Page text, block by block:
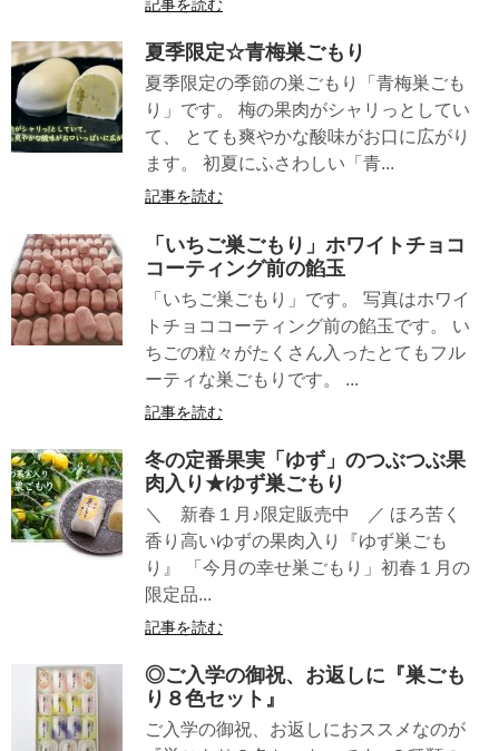
記事を読む
夏季限定☆青梅巣ごもり
夏季限定の季節の巣ごもり「青梅巣ごも
り」です。 梅の果肉がシャリっとしてい
て、 とても爽やかな酸味がお口に広がり
ます。 初夏にふさわしい「青...
記事を読む
「いちご巣ごもり」ホワイトチョコ
コーティング前の餡玉
「いちご巣ごもり」です。 写真はホワイ
トチョココーティング前の餡玉です。 い
ちごの粒々がたくさん入ったとてもフル
ーティな巣ごもりです。 ...
記事を読む
冬の定番果実「ゆず」のつぶつぶ果
肉入り★ゆず巣ごもり
＼ 新春１月♪限定販売中 ／ ほろ苦く
香り高いゆずの果肉入り『ゆず巣ごも
り』 「今月の幸せ巣ごもり」初春１月の
限定品...
記事を読む
◎ご入学の御祝、お返しに『巣ごも
り８色セット』
ご入学の御祝、お返しにおススメなのが